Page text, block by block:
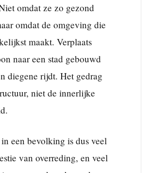
omdat ze zo gezond
omdat de omgeving die
maakt. Verplaats
naar een stad gebouwd
diegene rijdt. Het gedrag
niet de innerlijke
een bevolking is dus veel
van overreding, en veel